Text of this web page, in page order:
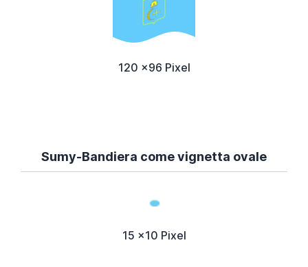
120 x96 Pixel
Sumy-Bandiera come vignetta ovale
15 x10 Pixel